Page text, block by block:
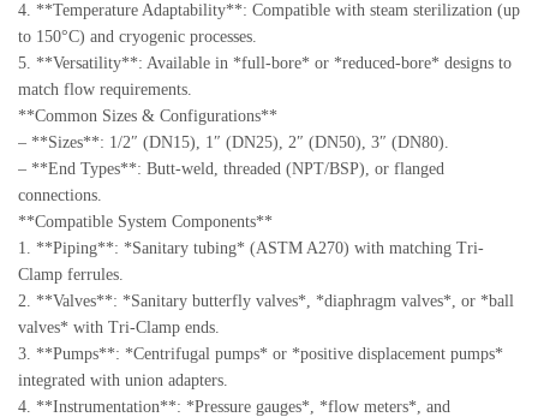
4. **Temperature Adaptability**: Compatible with steam sterilization (up
to 150°C) and cryogenic processes.
5. **Versatility**: Available in *full-bore* or *reduced-bore* designs to
match flow requirements.
**Common Sizes & Configurations**
– **Sizes**: 1/2″ (DN15), 1″ (DN25), 2″ (DN50), 3″ (DN80).
– **End Types**: Butt-weld, threaded (NPT/BSP), or flanged
connections.
**Compatible System Components**
1. **Piping**: *Sanitary tubing* (ASTM A270) with matching Tri-
Clamp ferrules.
2. **Valves**: *Sanitary butterfly valves*, *diaphragm valves*, or *ball
valves* with Tri-Clamp ends.
3. **Pumps**: *Centrifugal pumps* or *positive displacement pumps*
integrated with union adapters.
4. **Instrumentation**: *Pressure gauges*, *flow meters*, and